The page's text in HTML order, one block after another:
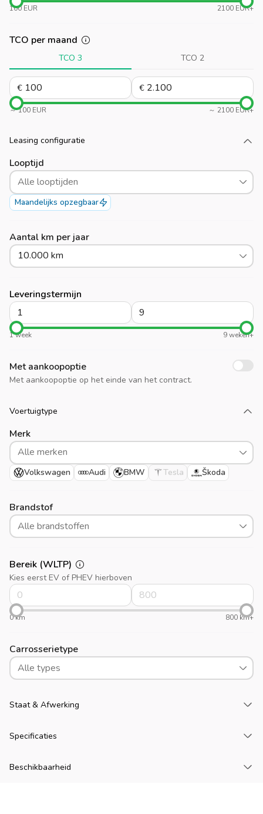
100 EUR 2100 EUR+
TCO per maand
TCO 3 TCO 2
€ €
～ 100 EUR ～ 2100 EUR+
Leasing configuratie
Looptijd
Alle looptijden
Maandelijks opzegbaar
Aantal km per jaar
10.000 km
Leveringstermijn
1 week 9 weken+
Met aankoopoptie
Met aankoopoptie op het einde van het contract.
Voertuigtype
Merk
Alle merken
Volkswagen Audi BMW Tesla Škoda
Brandstof
Alle brandstoffen
Bereik (WLTP)
Kies eerst EV of PHEV hierboven
0 km 800 km+
Carrosserietype
Alle types
Staat & Afwerking
Specificaties
Beschikbaarheid